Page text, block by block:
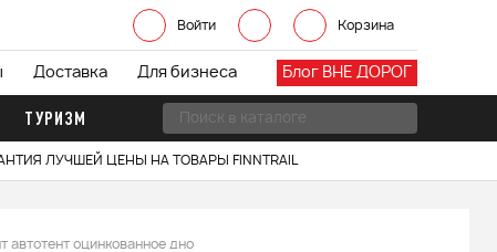
Войти Корзина
Блог ВНЕ ДОРОГ
Доставка Для бизнеса
ТУРИЗМ
ЛУЧШЕЙ ЦЕНЫ НА ТОВАРЫ FINNTRAIL
автотент оцинкованное дно